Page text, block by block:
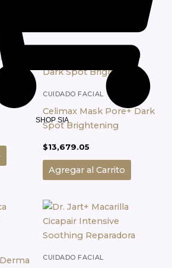
SHOP SIA
CUIDADO FACIAL
Celimax Mask Pore+ Dark
Spot Brightening
$13,679.05
Agregar al Carrito
CUIDADO FACIAL